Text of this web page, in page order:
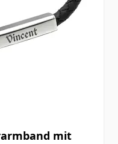
mit